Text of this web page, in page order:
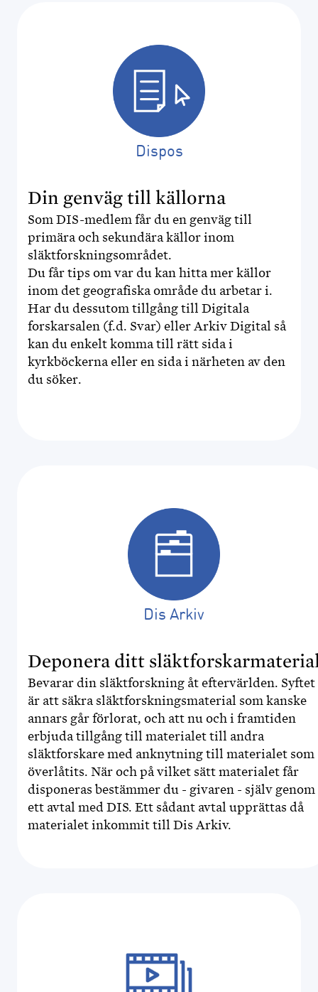
Dispos
Din genväg till källorna
Som DIS-medlem får du en genväg till
primära och sekundära källor inom
släktforskningsområdet.
Du får tips om var du kan hitta mer källor
inom det geografiska område du arbetar i.
Har du dessutom tillgång till Digitala
forskarsalen (f.d. Svar) eller Arkiv Digital så
kan du enkelt komma till rätt sida i
kyrkböckerna eller en sida i närheten av den
du söker.
Dis Arkiv
Deponera ditt
Bevarar din släktforskning åt eftervärlden. Syftet
är att säkra släktforsknings­material som kanske
annars går förlorat, och att nu och i framtiden
erbjuda tillgång till materialet till andra
släktforskare med anknytning till materialet som
överlåtits. När och på vilket sätt materialet får
disponeras bestämmer du - givaren - själv genom
ett avtal med DIS. Ett sådant avtal upprättas då
materialet inkommit till Dis Arkiv.